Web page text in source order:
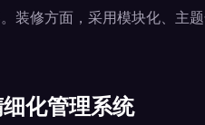
装修方面，采用模块化、主
化管理系统